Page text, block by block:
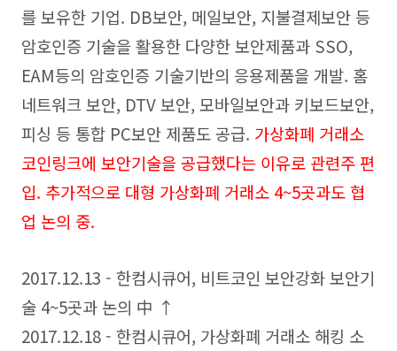
를 보유한 기업. DB보안, 메일보안, 지불결제보안 등
암호인증 기술을 활용한 다양한 보안제품과 SSO,
EAM등의 암호인증 기술기반의 응용제품을 개발. 홈
네트워크 보안, DTV 보안, 모바일보안과 키보드보안,
피싱 등 통합 PC보안 제품도 공급. 가상화폐 거래소
코인링크에 보안기술을 공급했다는 이유로 관련주 편
입. 추가적으로 대형 가상화폐 거래소 4~5곳과도 협
업 논의 중.
2017.12.13 - 한컴시큐어, 비트코인 보안강화 보안기
술 4~5곳과 논의 中 ↑
2017.12.18 - 한컴시큐어, 가상화폐 거래소 해킹 소